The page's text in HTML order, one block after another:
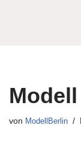
Modell
von ModellBerlin